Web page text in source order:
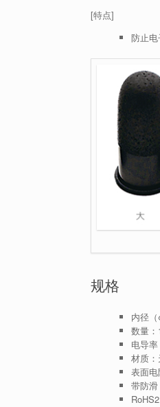
[特点]
防止
规格
内径
数量：
电导率
材质
表面
带防滑